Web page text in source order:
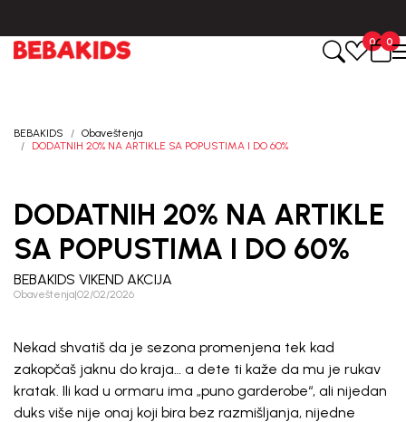
0
0
BEBAKIDS
Obaveštenja
DODATNIH 20% NA ARTIKLE SA POPUSTIMA I DO 60%
DODATNIH 20% NA ARTIKLE
SA POPUSTIMA I DO 60%
BEBAKIDS VIKEND AKCIJA
Obaveštenja|02/02/2026
Nekad shvatiš da je sezona promenjena tek kad
zakopčaš jaknu do kraja… a dete ti kaže da mu je rukav
kratak. Ili kad u ormaru ima „puno garderobe“, ali nijedan
duks više nije onaj koji bira bez razmišljanja, nijedne
Registruj se i osvoji
već decenijama veruju.
Prijavi se, ostvari popuste i postani deo BebaKids
priče.